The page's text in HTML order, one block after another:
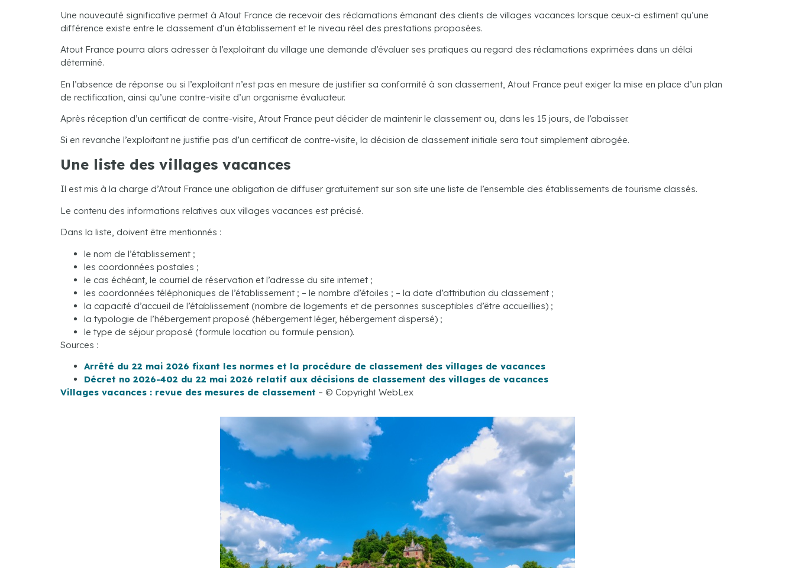
Une nouveauté significative permet à Atout France de recevoir des réclamations émanant des clients de villages vacances lorsque ceux-ci estiment qu’une
différence existe entre le classement d’un établissement et le niveau réel des prestations proposées.
Atout France pourra alors adresser à l’exploitant du village une demande d’évaluer ses pratiques au regard des réclamations exprimées dans un délai
déterminé.
En l’absence de réponse ou si l’exploitant n’est pas en mesure de justifier sa conformité à son classement, Atout France peut exiger la mise en place d’un plan
de rectification, ainsi qu’une contre-visite d’un organisme évaluateur.
Après réception d’un certificat de contre-visite, Atout France peut décider de maintenir le classement ou, dans les 15 jours, de l’abaisser.
Si en revanche l’exploitant ne justifie pas d’un certificat de contre-visite, la décision de classement initiale sera tout simplement abrogée.
Une liste des villages vacances
Il est mis à la charge d’Atout France une obligation de diffuser gratuitement sur son site une liste de l’ensemble des établissements de tourisme classés.
Le contenu des informations relatives aux villages vacances est précisé.
Dans la liste, doivent être mentionnés :
le nom de l’établissement ;
les coordonnées postales ;
le cas échéant, le courriel de réservation et l’adresse du site internet ;
les coordonnées téléphoniques de l’établissement ; – le nombre d’étoiles ; – la date d’attribution du classement ;
la capacité d’accueil de l’établissement (nombre de logements et de personnes susceptibles d’être accueillies) ;
la typologie de l’hébergement proposé (hébergement léger, hébergement dispersé) ;
le type de séjour proposé (formule location ou formule pension).
Sources :
Arrêté du 22 mai 2026 fixant les normes et la procédure de classement des villages de vacances
Décret no 2026-402 du 22 mai 2026 relatif aux décisions de classement des villages de vacances
Villages vacances : revue des mesures de classement – © Copyright WebLex